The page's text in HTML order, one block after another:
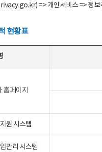
=> 개인서비스 => 정보
현황표
홈페이지
원 시스템
관리 시스템